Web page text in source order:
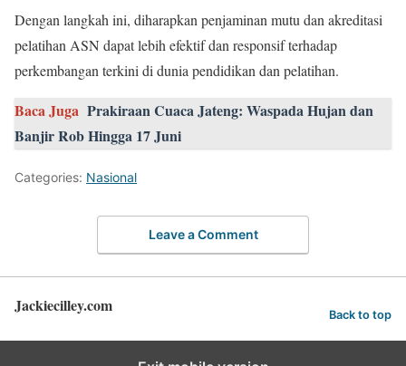
Dengan langkah ini, diharapkan penjaminan mutu dan akreditasi
pelatihan ASN dapat lebih efektif dan responsif terhadap
perkembangan terkini di dunia pendidikan dan pelatihan.
Baca Juga Prakiraan Cuaca Jateng: Waspada Hujan dan
Banjir Rob Hingga 17 Juni
Categories: Nasional
Leave a Comment
Jackiecilley.com Back to top